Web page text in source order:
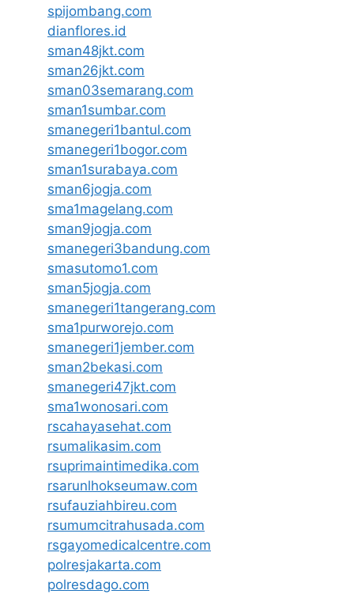
spijombang.com
dianflores.id
sman48jkt.com
sman26jkt.com
sman03semarang.com
sman1sumbar.com
smanegeri1bantul.com
smanegeri1bogor.com
sman1surabaya.com
sman6jogja.com
sma1magelang.com
sman9jogja.com
smanegeri3bandung.com
smasutomo1.com
sman5jogja.com
smanegeri1tangerang.com
sma1purworejo.com
smanegeri1jember.com
sman2bekasi.com
smanegeri47jkt.com
sma1wonosari.com
rscahayasehat.com
rsumalikasim.com
rsuprimaintimedika.com
rsarunlhokseumaw.com
rsufauziahbireu.com
rsumumcitrahusada.com
rsgayomedicalcentre.com
polresjakarta.com
polresdago.com